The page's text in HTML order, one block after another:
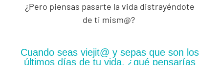
¿Pero piensas pasarte la vida distrayéndote
de ti mism@?
Cuando seas viejit@ y sepas que son los
últimos días de tu vida, ¿qué pensarías